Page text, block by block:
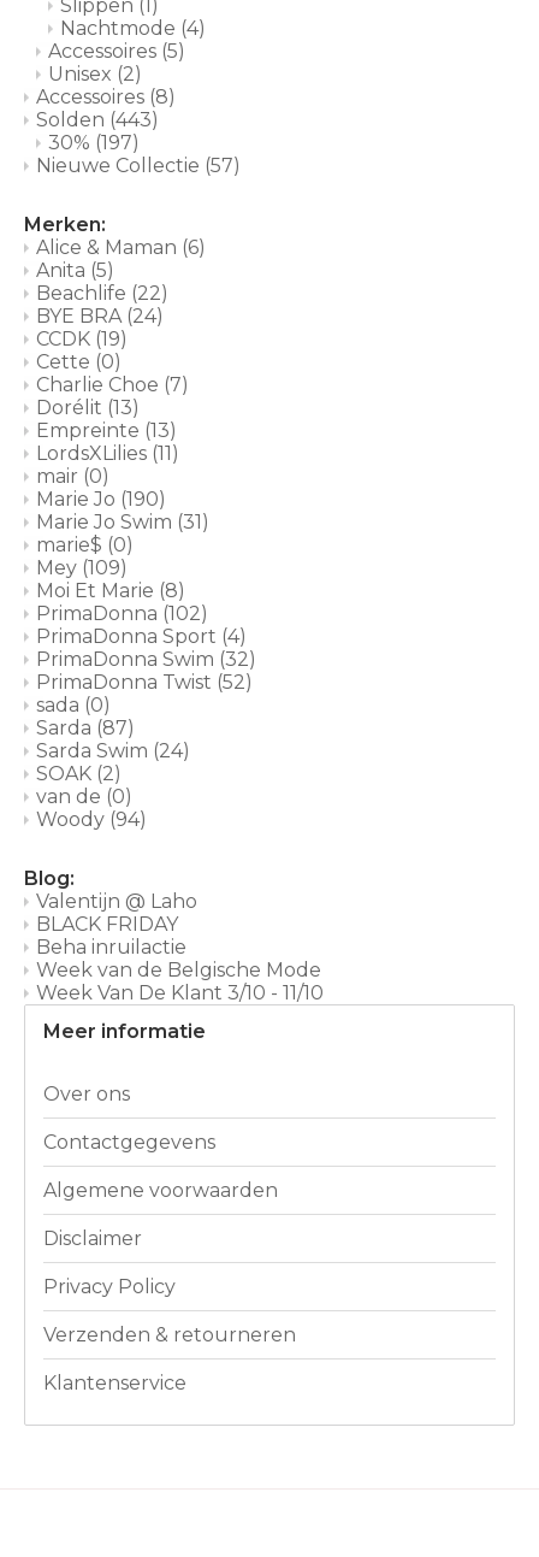
Slippen (1)
Nachtmode (4)
Accessoires (5)
Unisex (2)
Accessoires (8)
Solden (443)
30% (197)
Nieuwe Collectie (57)
Merken:
Alice & Maman (6)
Anita (5)
Beachlife (22)
BYE BRA (24)
CCDK (19)
Cette (0)
Charlie Choe (7)
Dorélit (13)
Empreinte (13)
LordsXLilies (11)
mair (0)
Marie Jo (190)
Marie Jo Swim (31)
marie$ (0)
Mey (109)
Moi Et Marie (8)
PrimaDonna (102)
PrimaDonna Sport (4)
PrimaDonna Swim (32)
PrimaDonna Twist (52)
sada (0)
Sarda (87)
Sarda Swim (24)
SOAK (2)
van de (0)
Woody (94)
Blog:
Valentijn @ Laho
BLACK FRIDAY
Beha inruilactie
Week van de Belgische Mode
Week Van De Klant 3/10 - 11/10
Meer informatie
Over ons
Contactgegevens
Algemene voorwaarden
Disclaimer
Privacy Policy
Verzenden & retourneren
Klantenservice